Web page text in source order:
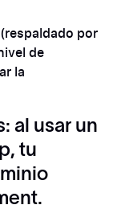
por
de
la
al usar un
tu